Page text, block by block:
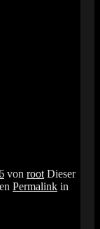
von root Dieser
Permalink in